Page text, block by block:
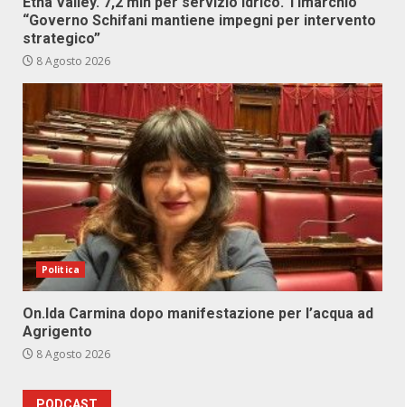
“Governo Schifani mantiene impegni per intervento
strategico”
8 Agosto 2026
Politica
On.Ida Carmina dopo manifestazione per l’acqua ad
Agrigento
8 Agosto 2026